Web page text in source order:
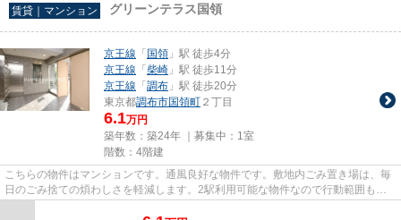
賃貸｜マンション グリーンテラス国領
京王線 「 国領 」駅 徒歩4分
京王線 「 柴崎 」駅 徒歩11分
京王線 「 調布 」駅 徒歩20分
東京都調布市国領町 ２丁目
6.1万円
築年数：築24年 ｜募集中： 1室
階数：4階建
こちらの物件はマンションです。通風良好な物件です。敷地内ごみ置き場は、毎
日のごみ捨ての煩わしさを軽減します。2駅利用可能な物件なので行動範囲も広